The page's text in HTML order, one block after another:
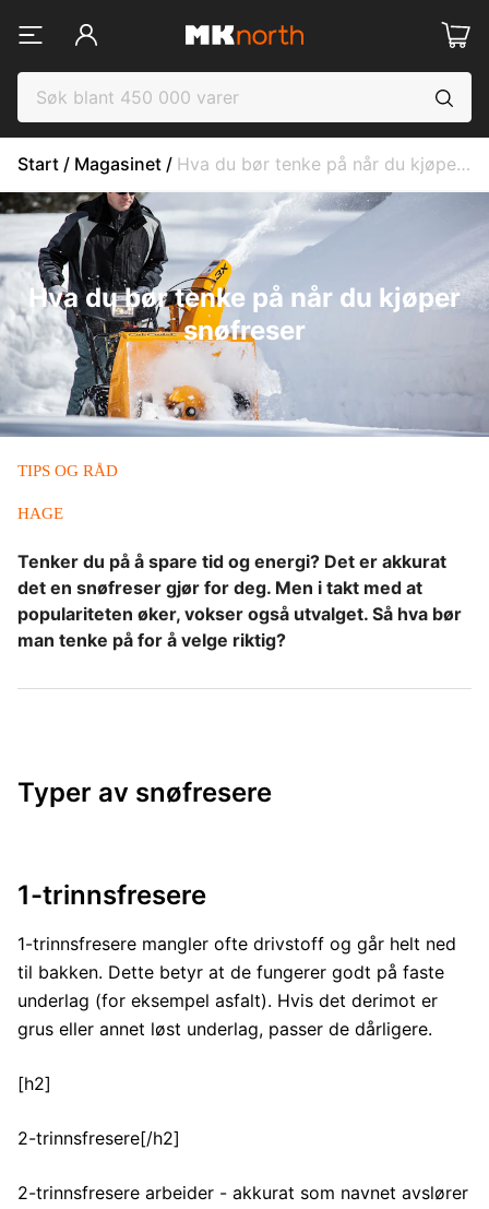
Start / Magasinet / Hva du bør tenke på når du kjøper snøfreser
Hva du bør tenke på når du kjøper
snøfreser
TIPS OG RÅD
HAGE
Tenker du på å spare tid og energi? Det er akkurat
det en snøfreser gjør for deg. Men i takt med at
populariteten øker, vokser også utvalget. Så hva bør
man tenke på for å velge riktig?
Typer av snøfresere
1-trinnsfresere
1-trinnsfresere mangler ofte drivstoff og går helt ned
til bakken. Dette betyr at de fungerer godt på faste
underlag (for eksempel asfalt). Hvis det derimot er
grus eller annet løst underlag, passer de dårligere.
[h2]
2-trinnsfresere[/h2]
2-trinnsfresere arbeider - akkurat som navnet avslører